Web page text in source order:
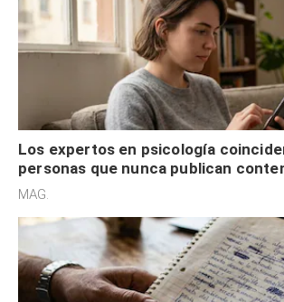
Los expertos en psicología
personas que nunca publican
redes sociales no pretenden buscar
MAG.